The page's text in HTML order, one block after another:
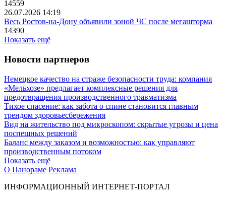
14559
26.07.2026 14:19
Весь Ростов-на-Дону объявили зоной ЧС после мегашторма
14390
Показать ещё
Новости партнеров
Немецкое качество на страже безопасности труда: компания
«Мельхозе» предлагает комплексные решения для
предотвращения производственного травматизма
Тихое спасение: как забота о спине становится главным
трендом здоровьесбережения
Вид на жительство под микроскопом: скрытые угрозы и цена
поспешных решений
Баланс между заказом и возможностью: как управляют
производственным потоком
Показать ещё
О Панораме Реклама
ИНФОРМАЦИОННЫЙ ИНТЕРНЕТ-ПОРТАЛ